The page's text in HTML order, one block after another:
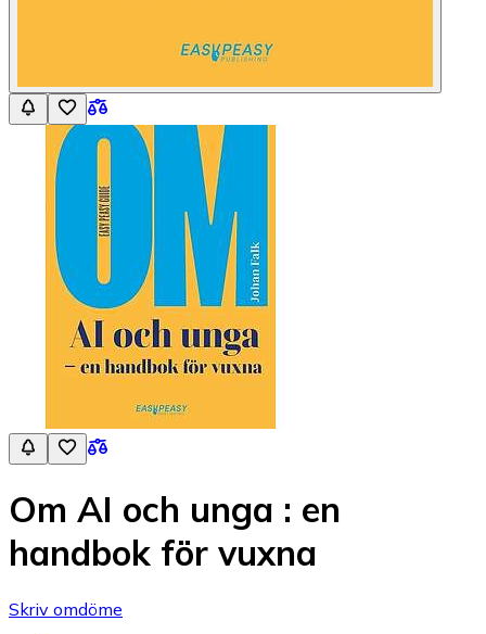
Om AI och unga : en
handbok för vuxna
Skriv omdöme